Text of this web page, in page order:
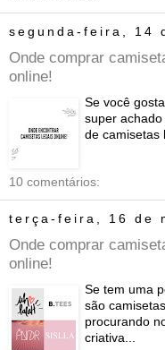
segunda-feira, 14
Onde comprar
online!
Se você
super
de camisetas
10 comentários:
terça-feira, 16 de
Onde comprar
online!
Se tem uma
são
procurando
criativa...